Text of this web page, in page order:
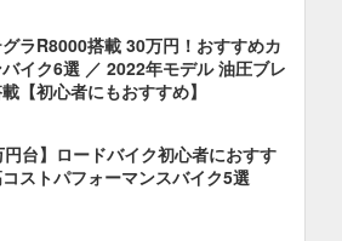
ラR8000搭載 30万円！おすすめカ
イク6選 ／ 2022年モデル 油圧ブレ
【初心者にもおすすめ】
円台】ロードバイク初心者におすす
ストパフォーマンスバイク5選